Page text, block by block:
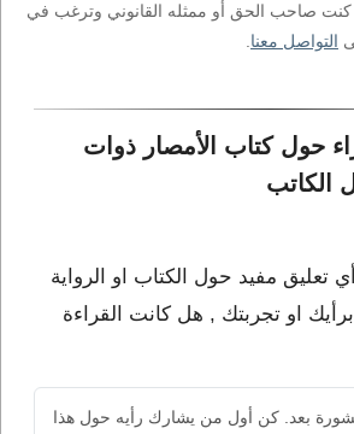
كنت صاحب الحق أو ممثله القانوني وترغب في
التواصل معنا
حول كتاب الأمصار ذوات
الكاتب
تعليق مفيد حول الكتاب او الرواية
او تجربتك , هل كانت القراءة
بعد. كن أول من يشارك رأيه حول هذا